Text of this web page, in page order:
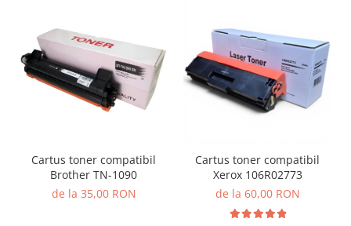
Cartus toner compatibil
Brother TN-1090
de la 35,00 RON
Cartus toner compatibil
Xerox 106R02773
de la 60,00 RON